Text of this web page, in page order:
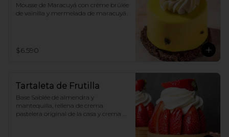
Mousse de Maracuyá con créme brûlée
de vainilla y mermelada de maracuyá.
$6.590
Tartaleta de Frutilla
Base Sablée de almendra y
mantequilla, rellena de crema
pastelera original de la casa y crema